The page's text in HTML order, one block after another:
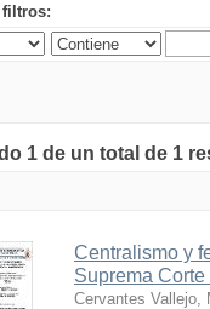
filtros:
1 de un total de 1
Centralismo y
Suprema
Cervantes Vallejo,